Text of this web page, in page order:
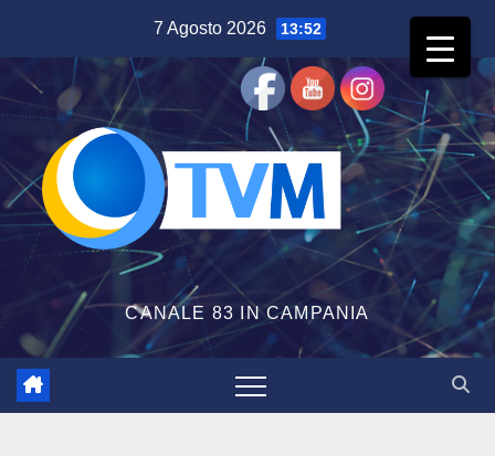
contenuto
7 Agosto 2026 13:52
CANALE 83 IN CAMPANIA